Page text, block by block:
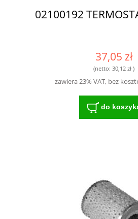
02100192
37,05 zł
(netto: 30,12 zł)
zawiera 23% VAT, bez
do